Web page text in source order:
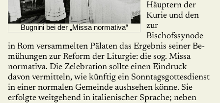
Bugnini bei der „Missa normativa“
Häuptern der
Kurie und den
zur
Bischofssynode
in Rom versam­melten Pälaten das Ergebnis seiner Be­
mü­hungen zur Reform der Liturgie: die sog. Missa
normati­va. Die Zelebration sollte einen Eindruck
davon vermitteln, wie künftig ein Sonntagsgottesdienst
in einer normalen Gemeinde aus­hsehen könne. Sie
erfolgte weitgehend in italienischer Sprache; neben